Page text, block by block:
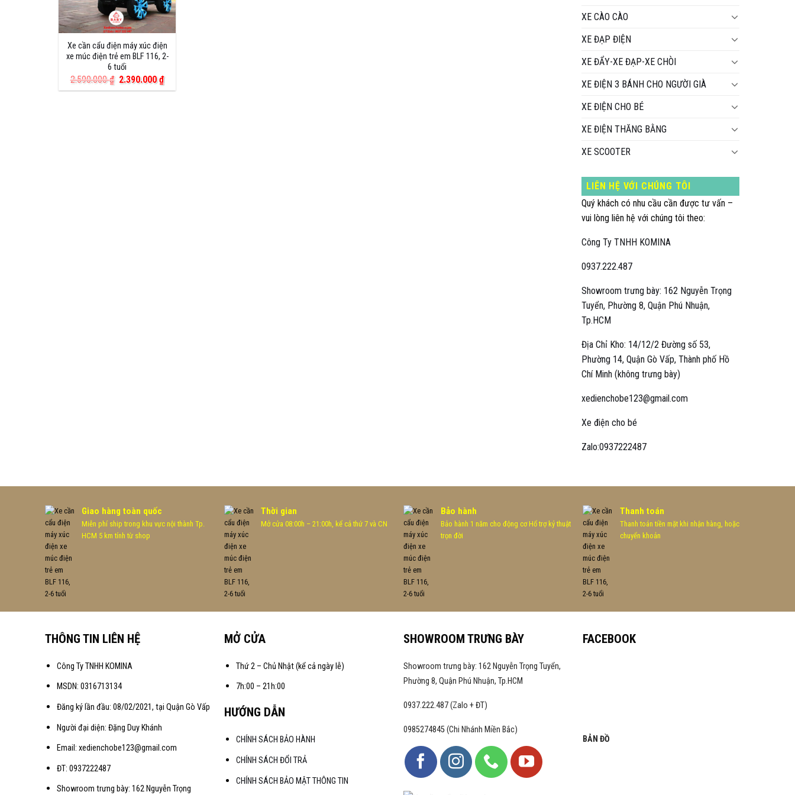
Xe cần cẩu điện máy xúc điện
xe múc điện trẻ em BLF 116, 2-
6 tuổi
2.590.000₫ Giá
gốc
2.390.000₫Giá
hiện
XE CÀO CÀO
XE ĐẠP ĐIỆN
XE ĐẨY-XE ĐẠP-XE CHÒI
XE ĐIỆN 3 BÁNH CHO NGƯỜI GIÀ
XE ĐIỆN CHO BÉ
XE ĐIỆN THĂNG BẰNG
XE SCOOTER
LIÊN HỆ VỚI CHÚNG TÔI
Quý khách có nhu cầu cần được tư vấn –
vui lòng liên hệ với chúng tôi theo:
Công Ty TNHH KOMINA
0937.222.487
Showroom trưng bày: 162 Nguyễn Trọng
Tuyển, Phường 8, Quận Phú Nhuận,
Tp.HCM
Địa Chỉ Kho: 14/12/2 Đường số 53,
Phường 14, Quận Gò Vấp, Thành phố Hồ
Chí Minh (không trưng bày)
xedienchobe123@gmail.com
Xe điện cho bé
Zalo:0937222487
Giao hàng toàn quốc
Miễn phí ship trong khu vực nội thành Tp.
HCM 5 km tính từ shop
Thời gian
Mở cửa 08:00h – 21:00h, kể cả thứ 7 và CN
Bảo hành
Bảo hành 1 năm cho động cơ Hổ trợ kỷ thuật
trọn đời
Thanh toán
Thanh toán tiền mặt khi nhận hàng, hoặc
chuyển khoản
THÔNG TIN LIÊN HỆ
Công Ty TNHH KOMINA
MSDN: 0316713134
Đăng ký lần đầu: 08/02/2021, tại Quận Gò Vấp
Người đại diện: Đặng Duy Khánh
Email: xedienchobe123@gmail.com
ĐT: 0937222487
Showroom trưng bày: 162 Nguyễn Trọng
MỞ CỬA
Thứ 2 – Chủ Nhật (kể cả ngày lễ)
7h:00 – 21h:00
HƯỚNG DẪN
CHÍNH SÁCH BẢO HÀNH
CHÍNH SÁCH ĐỔI TRẢ
CHÍNH SÁCH BẢO MẬT THÔNG TIN
SHOWROOM TRƯNG BÀY
Showroom trưng bày: 162 Nguyễn Trọng Tuyển,
Phường 8, Quận Phú Nhuận, Tp.HCM
0937.222.487 (Zalo + ĐT)
0985274845 (Chi Nhánh Miền Bắc)
FACEBOOK
BẢN ĐỒ